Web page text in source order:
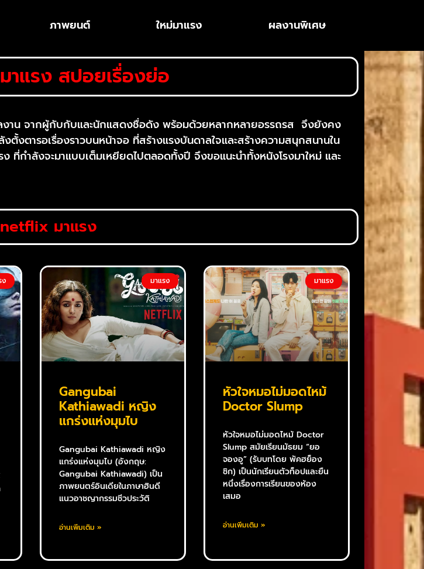
ภาพยนต์ ใหม่มาแรง ผลงานพิเศษ
แรง สปอยเรื่องย่อ
งาน จากผู้กับกับและนักแสดงชื่อดัง พร้อมด้วยหลากหลายอรรถรส จึงยังคง
งตารอเรื่องราวบนหน้าจอ ที่สร้างแรงบันดาลใจและสร้างความสนุกสนานใน
ที่กำลังจะมาแบบเต็มเหยียดไปตลอดทั้งปี จึงขอแนะนำทั้งหนังโรงมาใหม่ และ
มาแรง
ง มาแรง
Gangubai
Kathiawadi หญิง
แกร่งแห่งมุมไบ
Gangubai Kathiawadi หญิง
แกร่งแห่งมุมไบ (อังกฤษ:
Gangubai Kathiawadi) เป็น
ภาพยนตร์อินเดียในภาษาฮินดี
แนวอาชญากรรมชีวประวัติ
อ่านเพิ่มเติม »
มาแรง
หัวใจหมอไม่มอดไหม้
Doctor Slump
หัวใจหมอไม่มอดไหม้ Doctor
Slump สมัยเรียนมัธยม “ยอ
จองอู” (รับบทโดย พัคฮย็อง
ชิก) เป็นนักเรียนตัวท็อปและยืน
หนึ่งเรื่องการเรียนของห้อง
เสมอ
อ่านเพิ่มเติม »